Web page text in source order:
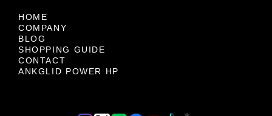
HOME
COMPANY
BLOG
SHOPPING GUIDE
CONTACT
ANKGLID POWER HP